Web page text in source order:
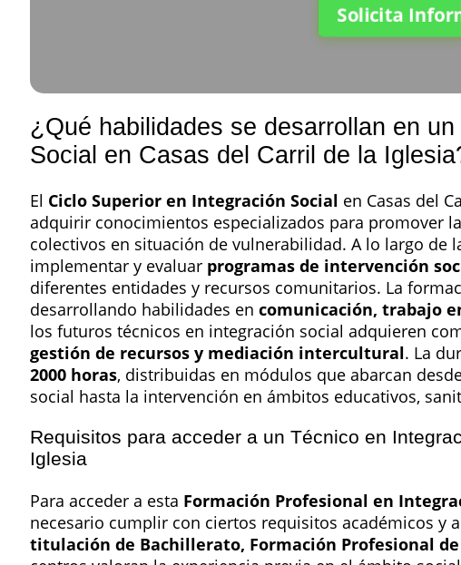
Solicita
¿Qué habilidades se desarrollan en
Social en Casas del Carril de la
El Ciclo Superior en Integración Social en Casas del
adquirir conocimientos especializados para promover
colectivos en situación de vulnerabilidad. A lo largo de
implementar y evaluar programas de intervención
diferentes entidades y recursos comunitarios. La
desarrollando habilidades en comunicación, trabajo
los futuros técnicos en integración social adquieren
gestión de recursos y mediación intercultural. La
2000 horas, distribuidas en módulos que abarcan
social hasta la intervención en ámbitos educativos,
Requisitos para acceder a un Técnico en
Iglesia
Para acceder a esta Formación Profesional en
necesario cumplir con ciertos requisitos académicos y
titulación de Bachillerato, Formación Profesional